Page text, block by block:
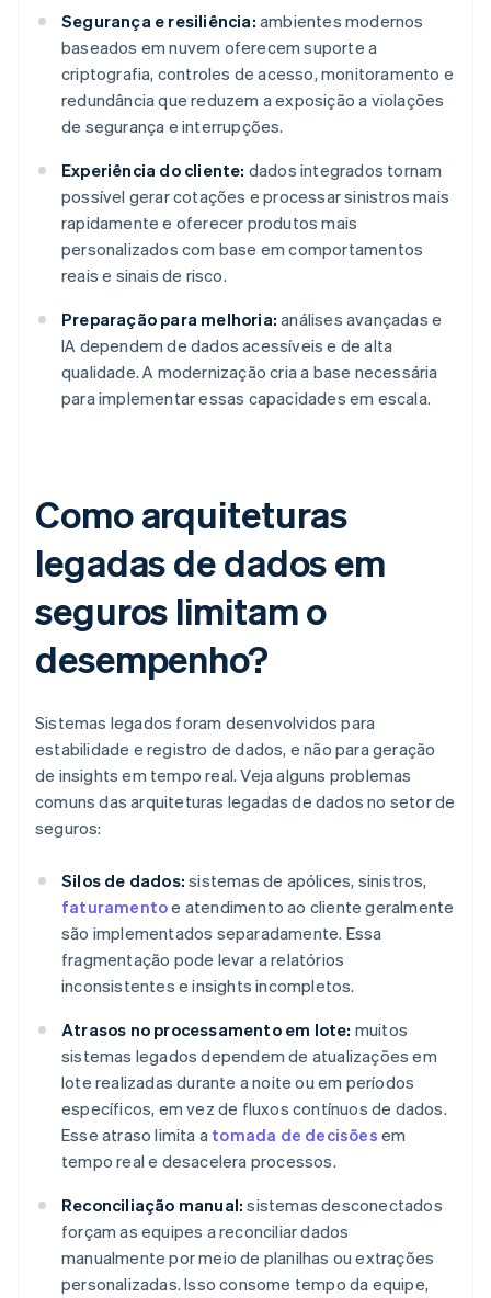
Segurança e resiliência: ambientes modernos
baseados em nuvem oferecem suporte a
criptografia, controles de acesso, monitoramento e
redundância que reduzem a exposição a violações
de segurança e interrupções.
Experiência do cliente: dados integrados tornam
possível gerar cotações e processar sinistros mais
rapidamente e oferecer produtos mais
personalizados com base em comportamentos
reais e sinais de risco.
Preparação para melhoria: análises avançadas e
IA dependem de dados acessíveis e de alta
qualidade. A modernização cria a base necessária
para implementar essas capacidades em escala.
Como arquiteturas
legadas de dados em
seguros limitam o
desempenho?
Sistemas legados foram desenvolvidos para
estabilidade e registro de dados, e não para geração
de insights em tempo real. Veja alguns problemas
comuns das arquiteturas legadas de dados no setor de
seguros:
Silos de dados: sistemas de apólices, sinistros,
faturamentoe atendimento ao cliente geralmente
são implementados separadamente. Essa
fragmentação pode levar a relatórios
inconsistentes e insights incompletos.
Atrasos no processamento em lote: muitos
sistemas legados dependem de atualizações em
lote realizadas durante a noite ou em períodos
específicos, em vez de fluxos contínuos de dados.
Esse atraso limita a tomada de decisões em
tempo real e desacelera processos.
Reconciliação manual: sistemas desconectados
forçam as equipes a reconciliar dados
manualmente por meio de planilhas ou extrações
personalizadas. Isso consome tempo da equipe,